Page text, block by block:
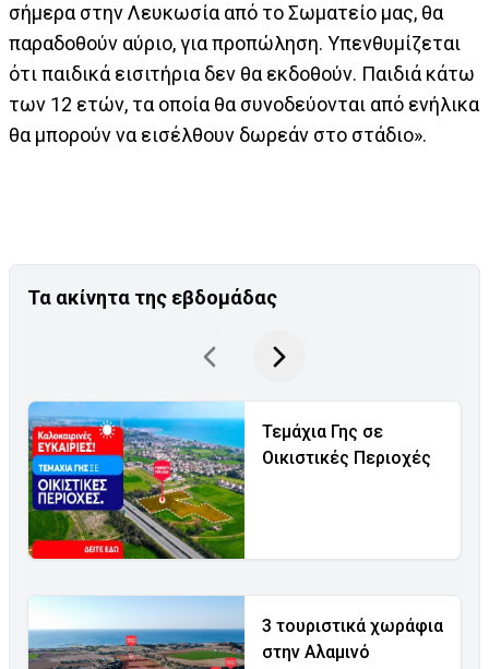
σήμερα στην Λευκωσία από το Σωματείο μας, θα
παραδοθούν αύριο, για προπώληση. Υπενθυμίζεται
ότι παιδικά εισιτήρια δεν θα εκδοθούν. Παιδιά κάτω
των 12 ετών, τα οποία θα συνοδεύονται από ενήλικα
θα μπορούν να εισέλθουν δωρεάν στο στάδιο».
Τα ακίνητα της εβδομάδας
Τεμάχια Γης σε
Οικιστικές Περιοχές
3 τουριστικά χωράφια
στην Αλαμινό